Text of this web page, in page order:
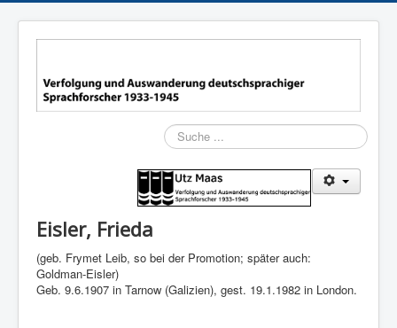
Suchen
Eisler, Frieda
(geb. Frymet Leib, so bei der Promo­tion; spä­ter auch:
Goldman-Eisler)
Geb. 9.6.1907 in Tarnow (Galizien), gest. 19.1.1982 in London.